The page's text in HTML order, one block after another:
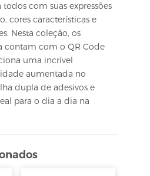
com suas expressões
cores características e
Nesta coleção, os
contam com o QR Code
uma incrível
aumentada no
dupla de adesivos e
para o dia a dia na